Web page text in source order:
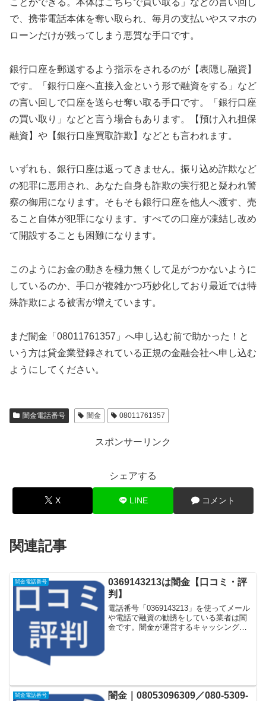
で、携帯電話本体を奪い取られ、毎月の支払いやスマホの
ローンだけが残ってしまう悪質な手口です。
銀行口座を郵送するよう指示をされるのが【表隠し融資】
です。「銀行口座へ直接入金という形で融資をする」など
の言い回しで口座を送らせ奪い取る手口です。「銀行口座
の買い取り」などと言う場合もあります。【預け入れ担保
融資】や【銀行口座買取詐欺】などとも言われます。
いずれも、銀行口座は返ってきません。振り込め詐欺など
の犯罪に悪用され、あなた自身も詐欺の実行犯と疑われ警
察の御用になります。そもそも銀行口座を他人へ渡す、売
ること自体が犯罪になります。すべての口座が凍結し改め
て開設することも困難になります。
このようにお金の動きを極力無くして足がつかないように
しているのか、手口が複雑かつ巧妙化しており最近では特
殊詐欺による被害が増えています。
まだ闇金「08011761357」へ申し込む前で助かった！と
いう方は貸金業登録されている正規の金融会社へ申し込む
ようにしてください。
闇金電話番号 闇金 08011761357
スポンサーリンク
シェアする
X LINE コメント
関連記事
闇金電話番号
0369143213は闇金【口コミ・評
判】
電話番号「0369143213」を使ってメール
や電話で融資の勧誘をしている業者は闇
金です。闇金が運営するキャッシング一
闇金電話番号
闇金｜08053096309／080-5309-